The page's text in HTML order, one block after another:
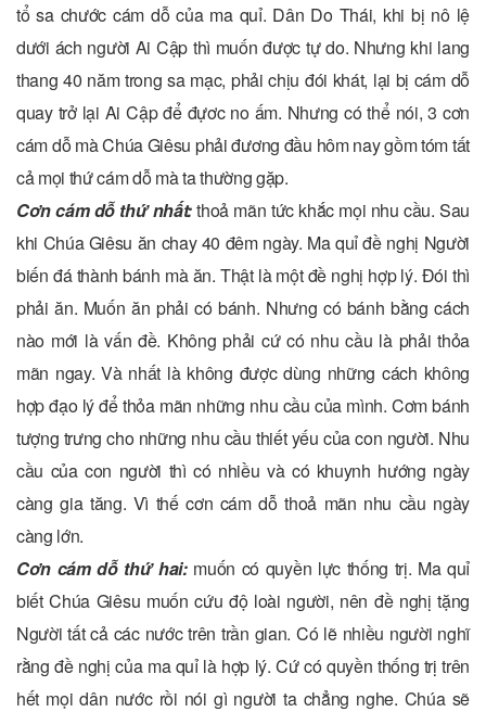
tổ sa chước cám dỗ của ma quỉ. Dân Do Thái, khi bị nô lệ
dưới ách người Ai Cập thì muốn được tự do. Nhưng khi lang
thang 40 năm trong sa mạc, phải chịu đói khát, lại bị cám dỗ
quay trở lại Ai Cập để đựơc no ấm. Nhưng có thể nói, 3 cơn
cám dỗ mà Chúa Giêsu phải đương đầu hôm nay gồm tóm tất
cả mọi thứ cám dỗ mà ta thường gặp.
Cơn cám dỗ thứ nhất:thoả mãn tức khắc mọi nhu cầu. Sau
khi Chúa Giêsu ăn chay 40 đêm ngày. Ma quỉ đề nghị Người
biến đá thành bánh mà ăn. Thật là một đề nghị hợp lý. Đói thì
phải ăn. Muốn ăn phải có bánh. Nhưng có bánh bằng cách
nào mới là vấn đề. Không phải cứ có nhu cầu là phải thỏa
mãn ngay. Và nhất là không được dùng những cách không
hợp đạo lý để thỏa mãn những nhu cầu của mình. Cơm bánh
tượng trưng cho những nhu cầu thiết yếu của con người. Nhu
cầu của con người thì có nhiều và có khuynh hướng ngày
càng gia tăng. Vì thế cơn cám dỗ thoả mãn nhu cầu ngày
càng lớn.
Cơn cám dỗ thứ hai:muốn có quyền lực thống trị. Ma quỉ
biết Chúa Giêsu muốn cứu độ loài người, nên đề nghị tặng
Người tất cả các nước trên trần gian. Có lẽ nhiều người nghĩ
rằng đề nghị của ma quỉ là hợp lý. Cứ có quyền thống trị trên
hết mọi dân nước rồi nói gì người ta chẳng nghe. Chúa sẽ